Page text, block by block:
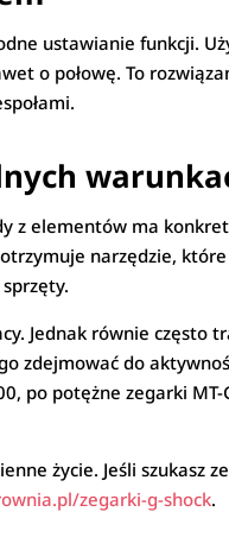
ustawianie funkcji.
o połowę. To
z elementów ma
narzędzie,
Jednak równie często
zdejmować do
po potężne zegarki MT-
życie. Jeśli szukasz
zegarki-g-shock.